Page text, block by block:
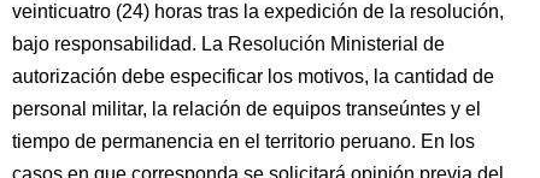
veinticuatro (24) horas tras la expedición de la resolución,
bajo responsabilidad. La Resolución Ministerial de
autorización debe especificar los motivos, la cantidad de
personal militar, la relación de equipos transeúntes y el
tiempo de permanencia en el territorio peruano. En los
casos en que corresponda se solicitará opinión previa del